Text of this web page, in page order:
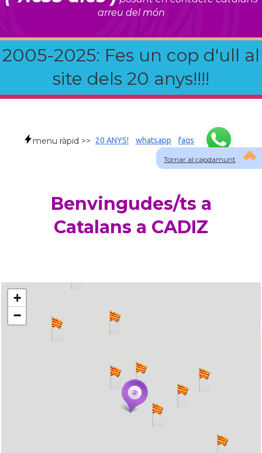
arreu del món
2005-2025: Fes un cop d'ull al
site dels 20 anys!!!!
Tornar al capdamunt
menu ràpid >> 20 ANYS! whatsapp faqs
Benvingudes/ts a
Catalans a CADIZ
... carregant 484 webs... un moment si us
+
−